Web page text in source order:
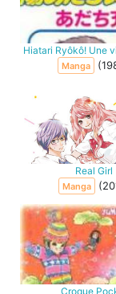
Hiatari Ryôkô! Une
Manga
Real Girl
Manga
Croque